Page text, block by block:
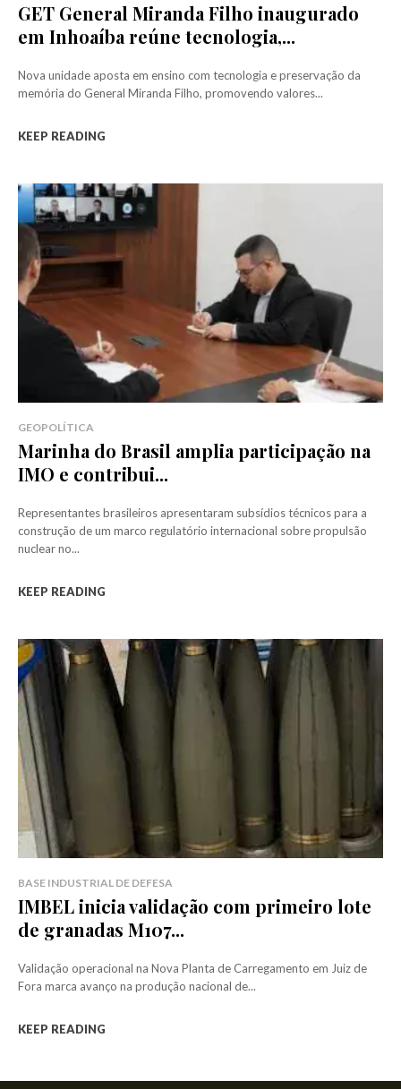
GET General Miranda Filho inaugurado
em Inhoaíba reúne tecnologia,...
Nova unidade aposta em ensino com tecnologia e preservação da
memória do General Miranda Filho, promovendo valores...
KEEP READING
GEOPOLÍTICA
Marinha do Brasil amplia participação na
IMO e contribui...
Representantes brasileiros apresentaram subsídios técnicos para a
construção de um marco regulatório internacional sobre propulsão
nuclear no...
KEEP READING
BASE INDUSTRIAL DE DEFESA
IMBEL inicia validação com primeiro lote
de granadas M107...
Validação operacional na Nova Planta de Carregamento em Juiz de
Fora marca avanço na produção nacional de...
KEEP READING